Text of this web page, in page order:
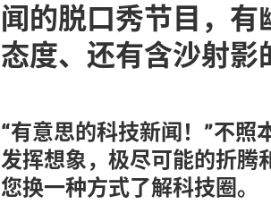
闻的脱口秀节目，
态度、还有含沙射影
“有意思的科技新闻！”不照
发挥想象，极尽可能的折腾
您换一种方式了解科技圈。